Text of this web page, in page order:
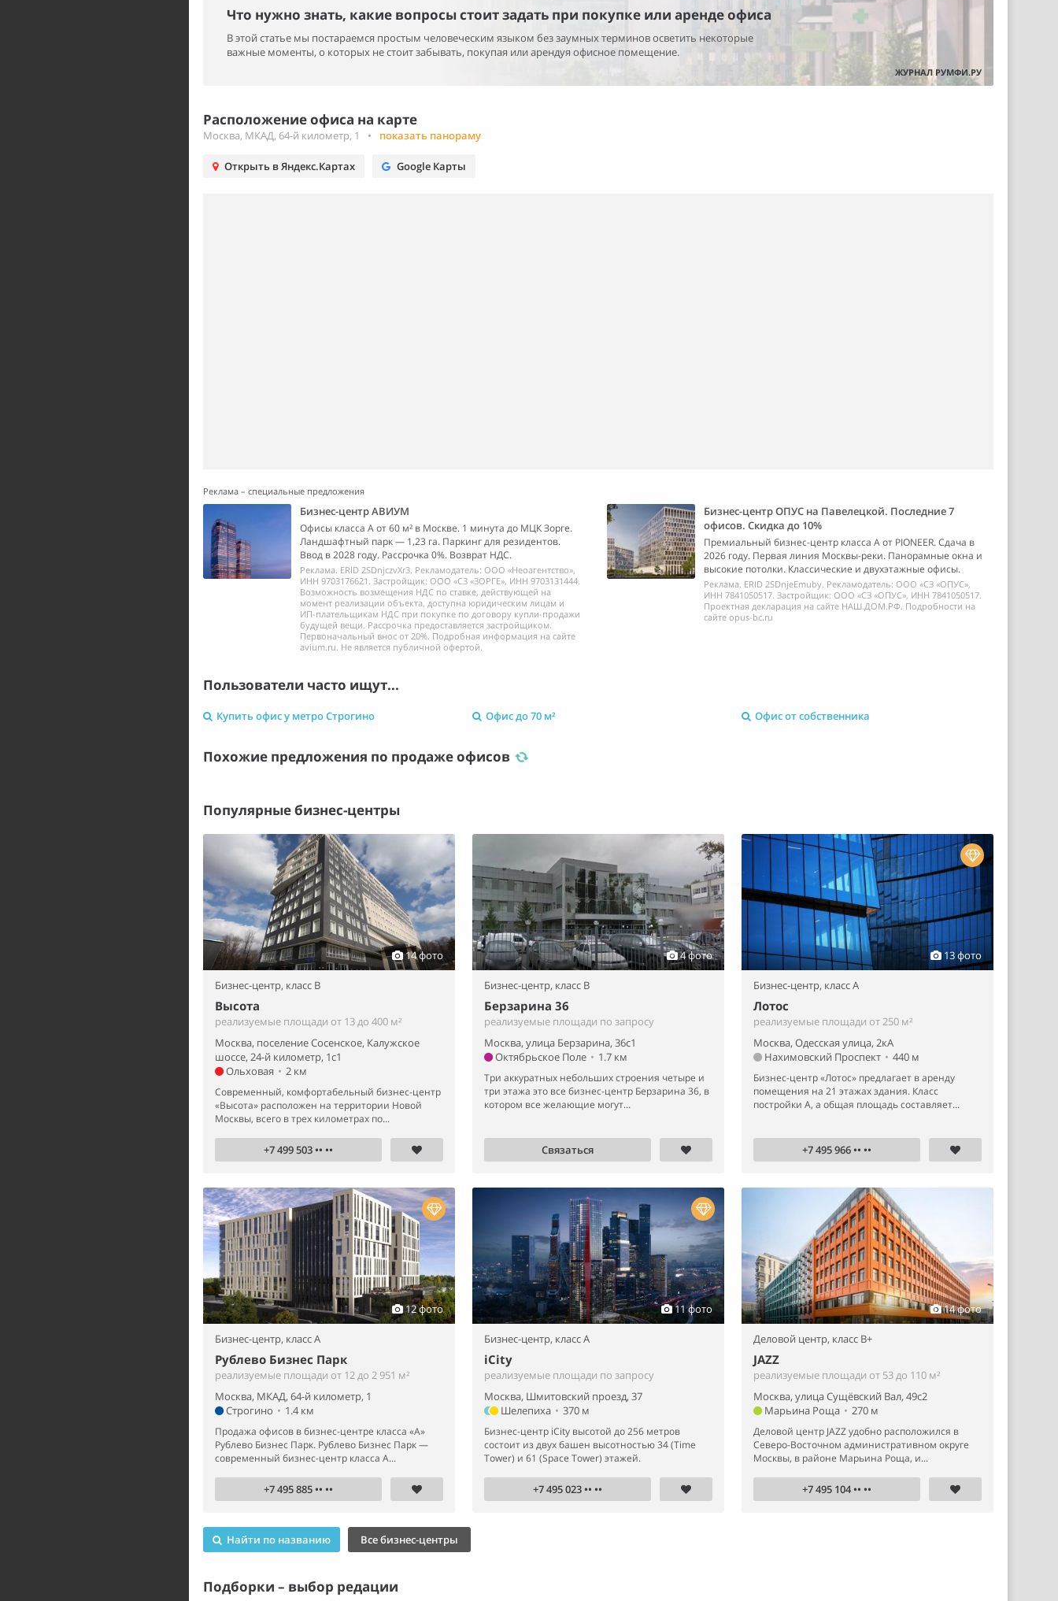
Что нужно знать, какие вопросы стоит задать при покупке или аренде офиса
В этой статье мы постараемся простым человеческим языком без заумных терминов осветить некоторые
важные моменты, о которых не стоит забывать, покупая или арендуя офисное помещение.
ЖУРНАЛ РУМФИ.РУ
Расположение офиса на карте
Москва, МКАД, 64-й километр, 1 • показать панораму
Открыть в Яндекс.Картах Google Карты
Реклама – специальные предложения
Бизнес-центр АВИУМ
Офисы класса А от 60 м² в Москве. 1 минута до МЦК Зорге.
Ландшафтный парк — 1,23 га. Паркинг для резидентов.
Ввод в 2028 году. Рассрочка 0%. Возврат НДС.
Реклама. ERID 2SDnjczvXr3. Рекламодатель: ООО «Неоагентство»,
ИНН 9703176621. Застройщик: ООО «СЗ «ЗОРГЕ», ИНН 9703131444.
Возможность возмещения НДС по ставке, действующей на
момент реализации объекта, доступна юридическим лицам и
ИП-плательщикам НДС при покупке по договору купли-продажи
будущей вещи. Рассрочка предоставляется застройщиком.
Первоначальный внос от 20%. Подробная информация на сайте
avium.ru. Не является публичной офертой.
Бизнес-центр ОПУС на Павелецкой. Последние 7
офисов. Скидка до 10%
Премиальный бизнес-центр класса А от PIONEER. Сдача в
2026 году. Первая линия Москвы-реки. Панорамные окна и
высокие потолки. Классические и двухэтажные офисы.
Реклама. ERID 2SDnjeEmuby. Рекламодатель: ООО «СЗ «ОПУС»,
ИНН 7841050517. Застройщик: ООО «СЗ «ОПУС», ИНН 7841050517.
Проектная декларация на сайте НАШ.ДОМ.РФ. Подробности на
сайте opus-bc.ru
Пользователи часто ищут...
Купить офис у метро Строгино Офис до 70 м² Офис от собственника
Похожие предложения по продаже офисов
Популярные бизнес-центры
14 фото
Бизнес-центр, класс B
Высота
реализуемые площади от 13 до 400 м²
Москва, поселение Сосенское, Калужское
шоссе, 24-й километр, 1с1
Ольховая • 2 км
Современный, комфортабельный бизнес-центр
«Высота» расположен на территории Новой
Москвы, всего в трех километрах по...
+7 499 503 •• ••
4 фото
Бизнес-центр, класс B
Берзарина 36
реализуемые площади по запросу
Москва, улица Берзарина, 36с1
Октябрьское Поле • 1.7 км
Три аккуратных небольших строения четыре и
три этажа это все бизнес-центр Берзарина 36, в
котором все желающие могут...
Связаться
13 фото
Бизнес-центр, класс A
Лотос
реализуемые площади от 250 м²
Москва, Одесская улица, 2кА
Нахимовский Проспект • 440 м
Бизнес-центр «Лотос» предлагает в аренду
помещения на 21 этажах здания. Класс
постройки А, а общая площадь составляет...
+7 495 966 •• ••
12 фото
Бизнес-центр, класс A
Рублево Бизнес Парк
реализуемые площади от 12 до 2 951 м²
Москва, МКАД, 64-й километр, 1
Строгино • 1.4 км
Продажа офисов в бизнес-центре класса «А»
Рублево Бизнес Парк. Рублево Бизнес Парк —
современный бизнес-центр класса А...
+7 495 885 •• ••
11 фото
Бизнес-центр, класс A
iCity
реализуемые площади по запросу
Москва, Шмитовский проезд, 37
Шелепиха • 370 м
Бизнес-центр iCity высотой до 256 метров
состоит из двух башен высотностью 34 (Time
Tower) и 61 (Space Tower) этажей.
+7 495 023 •• ••
14 фото
Деловой центр, класс B+
JAZZ
реализуемые площади от 53 до 110 м²
Москва, улица Сущёвский Вал, 49с2
Марьина Роща • 270 м
Деловой центр JAZZ удобно расположился в
Северо-Восточном административном округе
Москвы, в районе Марьина Роща, и...
+7 495 104 •• ••
Найти по названию Все бизнес-центры
Подборки – выбор редации